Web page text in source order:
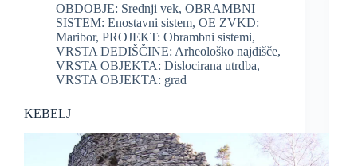
OBDOBJE: Srednji vek, OBRAMBNI
SISTEM: Enostavni sistem, OE ZVKD:
Maribor, PROJEKT: Obrambni sistemi,
VRSTA DEDIŠČINE: Arheološko najdišče,
VRSTA OBJEKTA: Dislocirana utrdba,
VRSTA OBJEKTA: grad
KEBELJ